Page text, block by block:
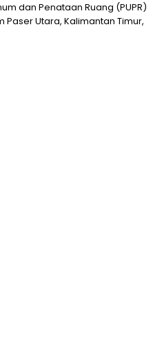
dan Penataan Ruang (PUPR)
Paser Utara, Kalimantan Timur,